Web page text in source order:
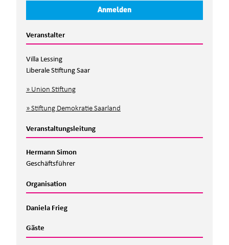
Anmelden
Veranstalter
Villa Lessing
Liberale Stiftung Saar
Union Stiftung
Stiftung Demokratie Saarland
Veranstaltungsleitung
Hermann Simon
Geschäftsführer
Organisation
Daniela Frieg
Gäste